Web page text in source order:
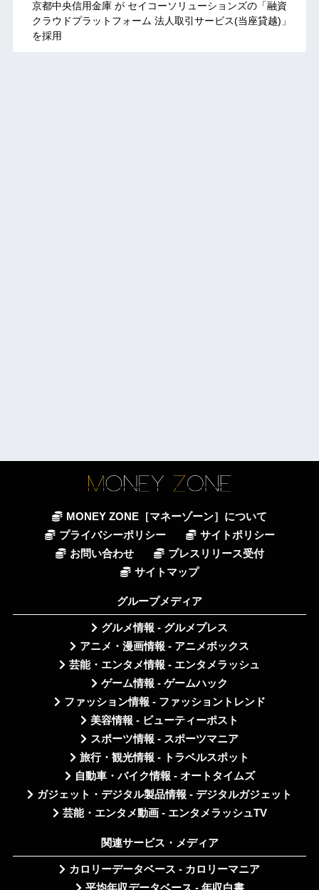
京都中央信用金庫 が セイコーソリューションズの「融資
クラウドプラットフォーム 法人取引サービス(当座貸越)」
を採用
MONEY ZONE［マネーゾーン］について
プライバシーポリシー
サイトポリシー
お問い合わせ
プレスリリース受付
サイトマップ
グループメディア
グルメ情報 - グルメプレス
アニメ・漫画情報 - アニメボックス
芸能・エンタメ情報 - エンタメラッシュ
ゲーム情報 - ゲームハック
ファッション情報 - ファッショントレンド
美容情報 - ビューティーポスト
スポーツ情報 - スポーツマニア
旅行・観光情報 - トラベルスポット
自動車・バイク情報 - オートタイムズ
ガジェット・デジタル製品情報 - デジタルガジェット
芸能・エンタメ動画 - エンタメラッシュTV
関連サービス・メディア
カロリーデータベース - カロリーマニア
平均年収データベース - 年収白書